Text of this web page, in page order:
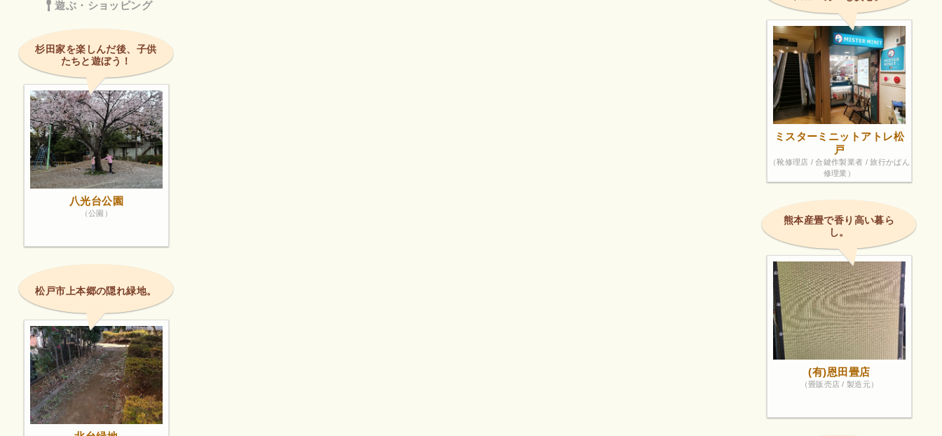
遊ぶ・ショッピング
杉田家を楽しんだ後、子供
たちと遊ぼう！
八光台公園
（公園）
松戸市上本郷の隠れ緑地。
ミスターミニットアトレ松
戸
（靴修理店 / 合鍵作製業者 / 旅行かばん
修理業）
熊本産畳で香り高い暮ら
し。
(有)恩田畳店
（畳販売店 / 製造元）